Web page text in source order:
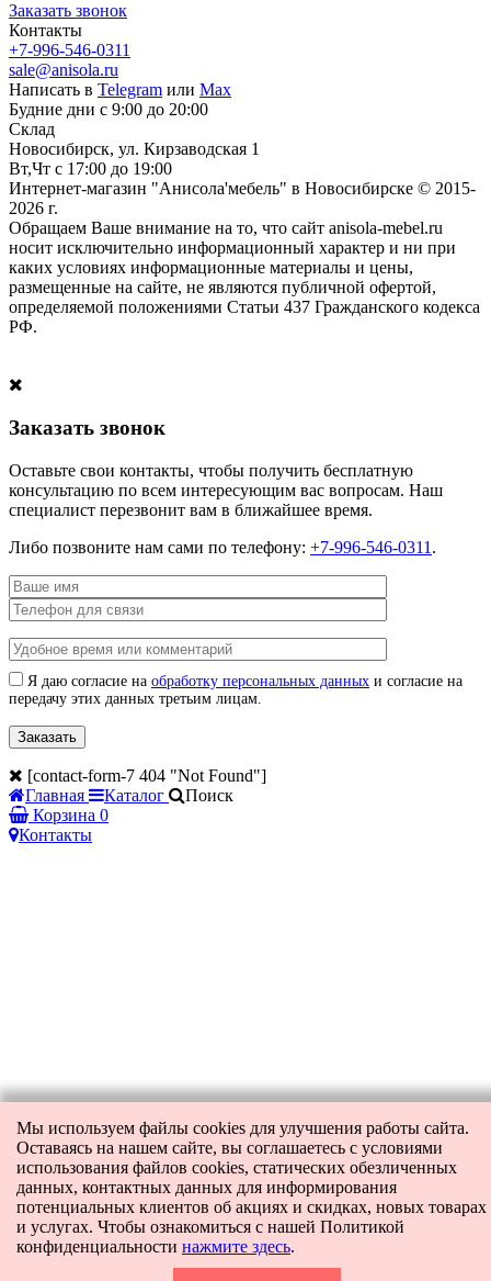
Заказать звонок
Контакты
+7-996-546-0311
sale@anisola.ru
Написать в Telegram или Max
Будние дни с 9:00 до 20:00
Склад
Новосибирск, ул. Кирзаводская 1
Вт,Чт с 17:00 до 19:00
Интернет-магазин "Анисола'мебель" в Новосибирске © 2015-
2026 г.
Обращаем Ваше внимание на то, что сайт anisola-mebel.ru
носит исключительно информационный характер и ни при
каких условиях информационные материалы и цены,
размещенные на сайте, не являются публичной офертой,
определяемой положениями Статьи 437 Гражданского кодекса
РФ.
Заказать звонок
Оставьте свои контакты, чтобы получить бесплатную
консультацию по всем интересующим вас вопросам. Наш
специалист перезвонит вам в ближайшее время.
Либо позвоните нам сами по телефону: +7-996-546-0311 .
Я даю согласие на обработку персональных данных и согласие на
передачу этих данных третьим лицам.
[contact-form-7 404 "Not Found"]
Главная
Каталог
Поиск
Корзина 0
Контакты
Мы используем файлы cookies для улучшения работы сайта.
Оставаясь на нашем сайте, вы соглашаетесь с условиями
использования файлов cookies, статических обезличенных
данных, контактных данных для информирования
потенциальных клиентов об акциях и скидках, новых товарах
и услугах. Чтобы ознакомиться с нашей Политикой
конфиденциальности нажмите здесь.